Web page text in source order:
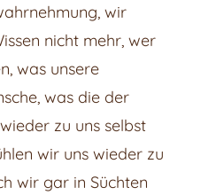
wir
nicht mehr, wer
was unsere
was die der
zu uns selbst
wir uns wieder zu
wir gar in Süchten